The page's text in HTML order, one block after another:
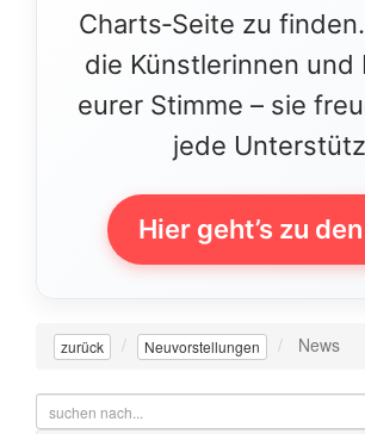
Charts‑Seite zu
die Künstlerinnen und
eurer Stimme – sie
jede
Hier geht’s zu
zurück Neuvorstellungen News